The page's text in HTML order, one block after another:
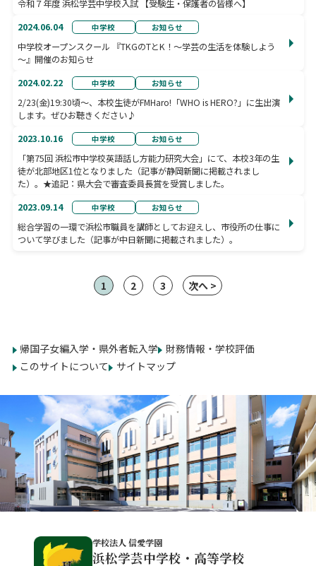
令和７年度 浜松学芸中学校入試 【受験生・保護者の皆様へ】
2024.06.04
中学校 お知らせ
中学校オープンスクール 『TKGのTとK！～学芸の生活を体験しよう
～』開催のお知らせ
2024.02.22
中学校 お知らせ
2/23(金)19:30頃～、本校生徒がFMHaro!「WHO is HERO?」に生出演
します。ぜひお聴きください♪
2023.10.16
中学校 お知らせ
「第75回 浜松市中学校英語話し方能力研究大会」にて、本校3年の生
徒が北部地区1位となりました（記事が静岡新聞に掲載されまし
た）。★追記：県大会で審査委員長賞を受賞しました。
2023.09.14
中学校 お知らせ
総合学習の一環で浜松市職員を講師としてお迎えし、市役所の仕事に
ついて学びました（記事が中日新聞に掲載されました）。
1 2 3 次へ >
帰国子女編入学・県外者転入学
財務情報・学校評価
このサイトについて
サイトマップ
学校法人 信愛学園
浜松学芸中学校・高等学校